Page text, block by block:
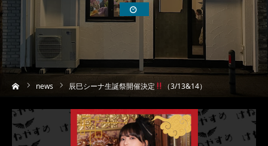
news 辰巳シーナ生誕祭開催決定 （3/13&14）